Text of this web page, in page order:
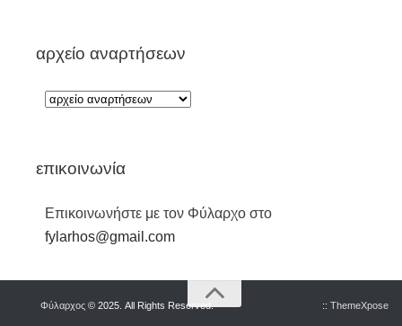
αρχείο αναρτήσεων
επικοινωνία
Επικοινωνήστε με τον Φύλαρχο στο
fylarhos@gmail.com
Φύλαρχος © 2025. All Rights Reserved. :: ThemeXpose